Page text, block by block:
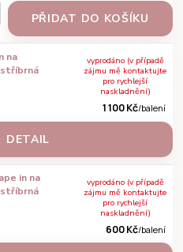
PŘIDAT DO KOŠÍKU
na
stříbrná
1 100 Kč/balení
vyprodáno (v případě
zájmu mě kontaktujte
pro rychlejší
naskladnění)
DETAIL
in na
stříbrná
600 Kč/balení
vyprodáno (v případě
zájmu mě kontaktujte
pro rychlejší
naskladnění)